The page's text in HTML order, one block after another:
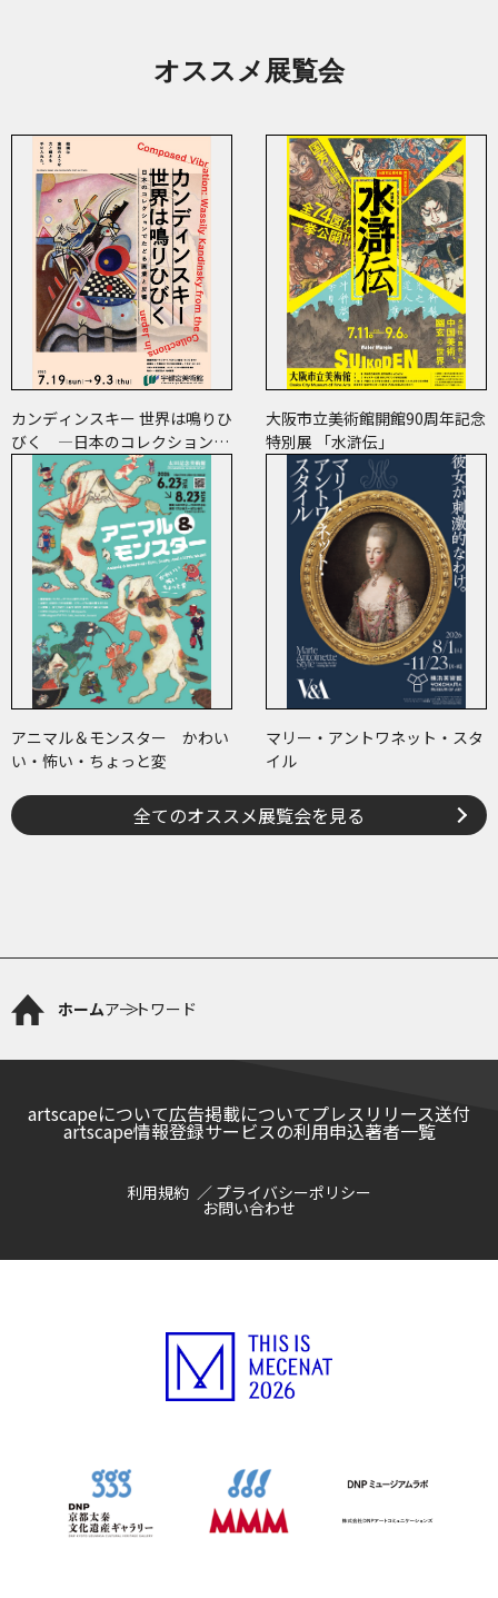
オススメ展覧会
カンディンスキー 世界は鳴りひ
びく ―日本のコレクションで
たどる画業と反響―
大阪市立美術館開館90周年記念
特別展 「水滸伝」
アニマル＆モンスター かわい
い・怖い・ちょっと変
マリー・アントワネット・スタ
イル
全てのオススメ展覧会を見る
ホームアートワード
artscapeについて広告掲載についてプレスリリース送付
artscape情報登録サービスの利用申込著者一覧
利用規約 プライバシーポリシー
お問い合わせ